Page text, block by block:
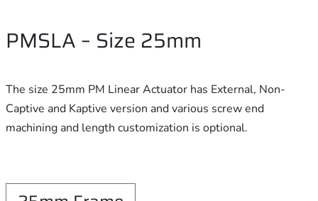
PMSLA – Size 25mm
The size 25mm PM Linear Actuator has External, Non-
Captive and Kaptive version and various screw end
machining and length customization is optional.